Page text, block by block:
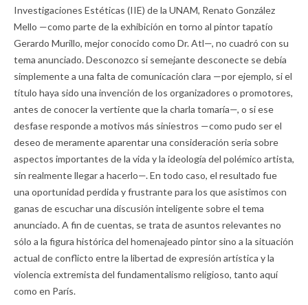
Investigaciones Estéticas (IIE) de la UNAM, Renato González
Mello —como parte de la exhibición en torno al pintor tapatío
Gerardo Murillo, mejor conocido como Dr. Atl—, no cuadró con su
tema anunciado. Desconozco si semejante desconecte se debía
simplemente a una falta de comunicación clara —por ejemplo, si el
título haya sido una invención de los organizadores o promotores,
antes de conocer la vertiente que la charla tomaría—, o si ese
desfase responde a motivos más siniestros —como pudo ser el
deseo de meramente aparentar una consideración seria sobre
aspectos importantes de la vida y la ideología del polémico artista,
sin realmente llegar a hacerlo—. En todo caso, el resultado fue
una oportunidad perdida y frustrante para los que asistimos con
ganas de escuchar una discusión inteligente sobre el tema
anunciado. A fin de cuentas, se trata de asuntos relevantes no
sólo a la figura histórica del homenajeado pintor sino a la situación
actual de conflicto entre la libertad de expresión artística y la
violencia extremista del fundamentalismo religioso, tanto aquí
como en París.